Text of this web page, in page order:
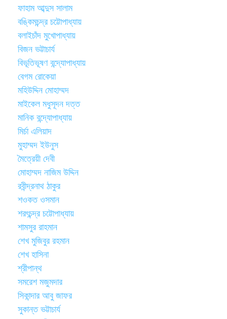
ফাহাম আব্দুস সালাম
বঙ্কিমচন্দ্র চট্টোপাধ্যায়
বলাইচাঁদ মুখোপাধ্যায়
বিজন ভট্টাচার্য
বিভূতিভূষণ বন্দ্যোপাধ্যায়
বেগম রোকেয়া
মহিউদ্দিন মোহাম্মদ
মাইকেল মধুসূদন দত্ত
মানিক বন্দ্যোপাধ্যায়
মির্চা এলিয়াদ
মুহাম্মদ ইউনুস
মৈত্রেয়ী দেবী
মোহাম্মদ নাজিম উদ্দিন
রবীন্দ্রনাথ ঠাকুর
শওকত ওসমান
শরৎচন্দ্র চট্টোপাধ্যায়
শামসুর রাহমান
শেখ মুজিবুর রহমান
শেখ হাসিনা
শ্রীপান্থ
সমরেশ মজুমদার
সিকান্দার আবু জাফর
সুকান্ত ভট্টাচার্য